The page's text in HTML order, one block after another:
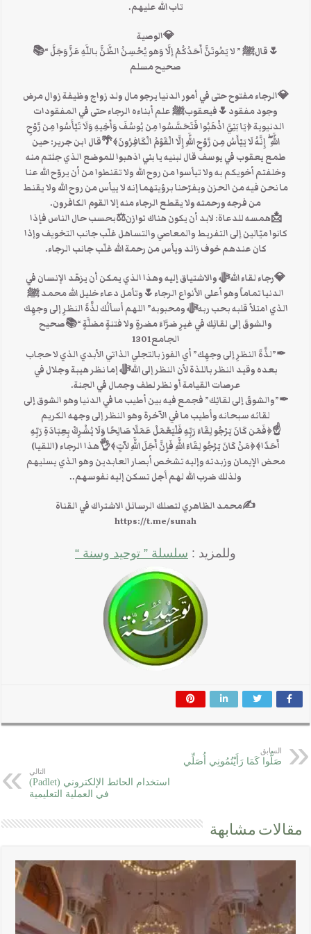
تاب الله عليهم.
💎الوصية
🌷قالﷺ ” لا يَمُوتَنَّ أَحَدُكُمْ إلَّا وَهو يُحْسِنُ الظَّنَّ باللَّهِ عَزَّ وَجَلَّ “📚
صحيح مسلم
💎الرجاء مفتوح حتى في أمور الدنيا يرجو مال ولد زواج وظيفة زوال مرض
وجود مفقود🌷فيعقوبﷺ علم أبناءه الرجاء حتى في المفقودات
الدنيوية ﴿يَا بَنِيَّ اذْهَبُوا فَتَحَسَّسُوا مِن يُوسُفَ وَأَخِيهِ وَلَا تَيْأَسُوا مِن رَّوْحِ
اللَّهِ ۖ إِنَّهُ لَا يَيْأَسُ مِن رَّوْحِ اللَّهِ إِلَّا الْقَوْمُ الْكَافِرُونَ﴾🌴قال ابن جرير: حين
طمع يعقوب في يوسف قال لبنيه يا بني اذهبوا للموضع الذي جئتم منه
وخلفتم أخويكم به ولا تيأسوا من روح الله ولا تقنطوا من أن يروّح الله عنا
ما نحن فيه من الحزن ويفرّحنا برؤيتهما إنه لا ييأس من روح الله ولا يقنط
من فرجه ورحمته ولا يقطع الرجاء منه إلا القوم الكافرون.
📩همسه للدعاة: لابد أن يكون هناك توازن⚖️بحسب حال الناس فإذا
كانوا ميّالين إلى التفريط والمعاصي والتساهل غلّب جانب التخويف وإذا
كان عندهم خوف زائد ويأس من رحمة الله غلّب جانب الرجاء.
💎رجاء لقاء اللهﷻ والاشتياق إليه وهذا الذي يمكن أن يزهّد الإنسان في
الدنيا تماماً وهو أعلى الأنواع الرجاء🌷وتأمل دعاء خليل الله محمد ﷺ
الذي امتلأ قلبه بحب ربهﷻ ومحبوبه” اللهم أسألُك لذَّةَ النظرِ إلى وجهِك
والشوقَ إلى لقائِك في غيرِ ضرَّاءَ مضرةٍ ولا فتنةٍ مضلَّةٍ “📚صحيح
الجامع1301
✒”لذَّةَ النظرِ إلى وجهِك” أي الفوز بالتجلي الذاتي الأبدي الذي لا حجاب
بعده وقيد النظر باللذة لأن النظر إلى اللهﷻ إما نظر هيبة وجلال في
عرصات القيامة أو نظر لطف وجمال في الجنة.
✒”والشوقَ إلى لقائِك” فجمع فيه بين أطيب ما في الدنيا وهو الشوق إلى
لقائه سبحانه وأطيب ما في الآخرة وهو النظر إلى وجهه الكريم
☝﴿فَمَن كَانَ يَرْجُو لِقَاءَ رَبِّهِ فَلْيَعْمَلْ عَمَلًا صَالِحًا وَلَا يُشْرِكْ بِعِبَادَةِ رَبِّهِ
أَحَدًا﴾﴿مَنْ كَانَ يَرْجُو لِقَاءَ اللَّهِ فَإِنَّ أَجَلَ اللَّهِ لآتٍ﴾👌هذا الرجاء (اللقيا)
محض الإيمان وزبدته وإليه تشخص أبصار العابدين وهو الذي يسليهم
ولذلك ضرب الله لهم أجل تسكن إليه نفوسهم..
✍محمد الظاهري لتصلك الرسائل الاشتراك في القناة
https://t.me/sunah
وللمزيد : سلسلة ” توحيد وسنة “
السابق
صَلُّوا كَمَا رَأَيْتُمُونِي أُصَلِّي
التالي
استخدام الحائط الإلكتروني (Padlet)
في العملية التعليمية
مقالات مشابهة